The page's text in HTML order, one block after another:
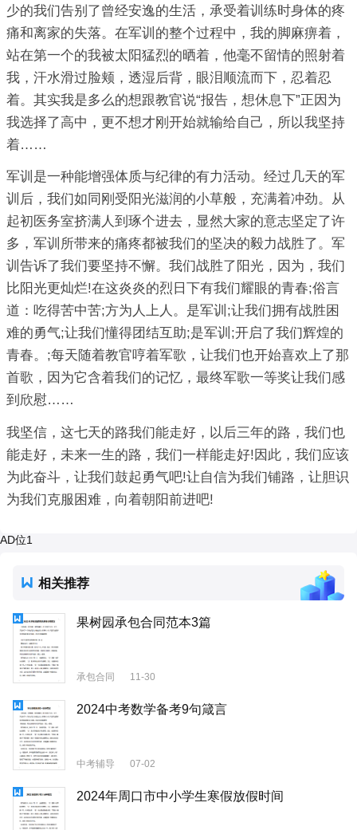
少的我们告别了曾经安逸的生活，承受着训练时身体的疼
痛和离家的失落。在军训的整个过程中，我的脚麻痹着，
站在第一个的我被太阳猛烈的晒着，他毫不留情的照射着
我，汗水滑过脸颊，透湿后背，眼泪顺流而下，忍着忍
着。其实我是多么的想跟教官说“报告，想休息下”正因为
我选择了高中，更不想才刚开始就输给自己，所以我坚持
着……
军训是一种能增强体质与纪律的有力活动。经过几天的军
训后，我们如同刚受阳光滋润的小草般，充满着冲劲。从
起初医务室挤满人到琢个进去，显然大家的意志坚定了许
多，军训所带来的痛疼都被我们的坚决的毅力战胜了。军
训告诉了我们要坚持不懈。我们战胜了阳光，因为，我们
比阳光更灿烂!在这炎炎的烈日下有我们耀眼的青春;俗言
道：吃得苦中苦;方为人上人。是军训;让我们拥有战胜困
难的勇气;让我们懂得团结互助;是军训;开启了我们辉煌的
青春。;每天随着教官哼着军歌，让我们也开始喜欢上了那
首歌，因为它含着我们的记忆，最终军歌一等奖让我们感
到欣慰……
我坚信，这七天的路我们能走好，以后三年的路，我们也
能走好，未来一生的路，我们一样能走好!因此，我们应该
为此奋斗，让我们鼓起勇气吧!让自信为我们铺路，让胆识
为我们克服困难，向着朝阳前进吧!
AD位1
相关推荐
果树园承包合同范本3篇
承包合同 11-30
2024中考数学备考9句箴言
中考辅导 07-02
2024年周口市中小学生寒假放假时间